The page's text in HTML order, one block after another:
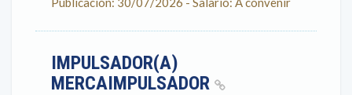
IMPULSADOR(A)
MERCAIMPULSADOR